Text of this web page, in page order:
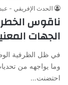
الحدث الإفريقي -
ناقوس
الجهات
في ظل الظرفية
وما يواجهه من
احتضنت…